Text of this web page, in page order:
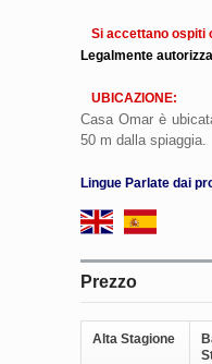
Si accettano ospiti
Legalmente
UBICAZIONE:
Casa Omar è
50 m dalla spiaggia.
Lingue Parlate dai
Prezzo
Alta Stagione